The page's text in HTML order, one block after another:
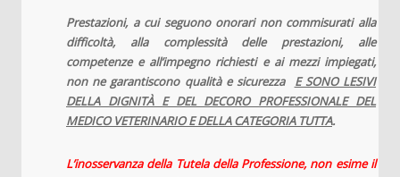
Prestazioni, a cui seguono onorari non commisurati alla
difficoltà, alla complessità delle prestazioni, alle
competenze e all’impegno richiesti e ai mezzi impiegati,
non ne garantiscono qualità e sicurezza E SONO LESIVI
DELLA DIGNITÀ E DEL DECORO PROFESSIONALE DEL
MEDICO VETERINARIO E DELLA CATEGORIA TUTTA.
L’inosservanza della Tutela della Professione, non esime il